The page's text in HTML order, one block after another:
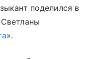
поделился в
».